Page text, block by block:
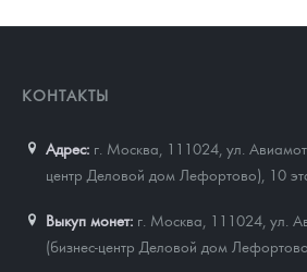
КОНТАКТЫ
Адрес: г. Москва, 111024 ул.
центр Деловой дом Лефортово), 10
Выкуп монет: г. Москва, 111024, ул.
(бизнес-центр Деловой дом